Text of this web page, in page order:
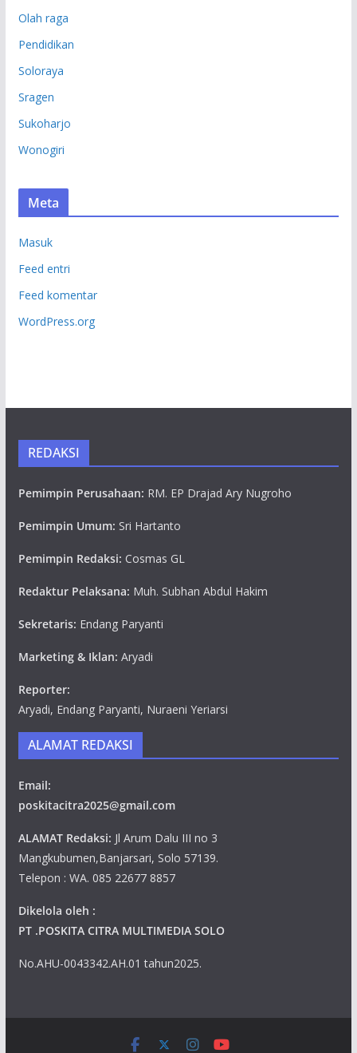
Olah raga
Pendidikan
Soloraya
Sragen
Sukoharjo
Wonogiri
Meta
Masuk
Feed entri
Feed komentar
WordPress.org
REDAKSI
Pemimpin Perusahaan: RM. EP Drajad Ary Nugroho
Pemimpin Umum: Sri Hartanto
Pemimpin Redaksi: Cosmas GL
Redaktur Pelaksana: Muh. Subhan Abdul Hakim
Sekretaris: Endang Paryanti
Marketing & Iklan: Aryadi
Reporter:
Aryadi, Endang Paryanti, Nuraeni Yeriarsi
ALAMAT REDAKSI
Email:
poskitacitra2025@gmail.com
ALAMAT Redaksi: Jl Arum Dalu III no 3
Mangkubumen,Banjarsari, Solo 57139.
Telepon : WA. 085 22677 8857
Dikelola oleh :
PT .POSKITA CITRA MULTIMEDIA SOLO
No.AHU-0043342.AH.01 tahun2025.